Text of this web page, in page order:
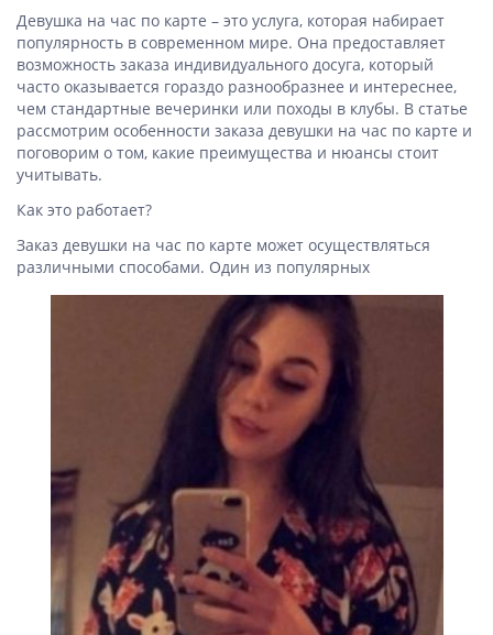
Девушка на час по карте – это услуга, которая набирает
популярность в современном мире. Она предоставляет
возможность заказа индивидуального досуга, который
часто оказывается гораздо разнообразнее и интереснее,
чем стандартные вечеринки или походы в клубы. В статье
рассмотрим особенности заказа девушки на час по карте и
поговорим о том, какие преимущества и нюансы стоит
учитывать.
Как это работает?
Заказ девушки на час по карте может осуществляться
различными способами. Один из популярных